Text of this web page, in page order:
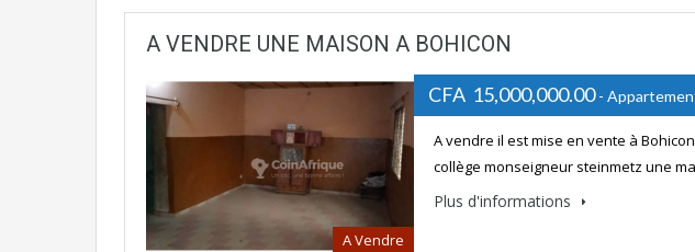
A VENDRE UNE MAISON A BOHICON
A Vendre
CFA 15,000,000.00-
A vendre il est mise en vente à
collège monseigneur steinmetz une
Plus d'informations